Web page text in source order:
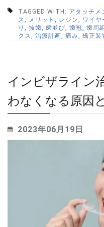
TAGGED WITH: アタッチメ
ス , メリット , レジン , ワイヤ
り , 抜歯, 歯並び, 歯冠, 歯周
クス , 治療計画, 痛み, 矯正装
インビザライン
わなくなる原因
2023年06月19日